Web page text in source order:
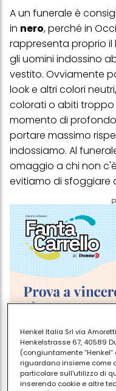
A un funerale è
in nero, perché in
rappresenta proprio il
gli uomini indossino
vestito. Ovviamente
look e altri colori
colorati o abiti troppo
momento di
portare massimo
indossiamo. Al
omaggio a chi non
evitiamo di sfoggiare
In linea di massima il
deve tenere conto di
Henkel Italia Srl via
Henkelstrasse 67, 40589
(congiuntamente
riguardano insieme come
particolare sull'utilizzo di
inserendo cookie e altre